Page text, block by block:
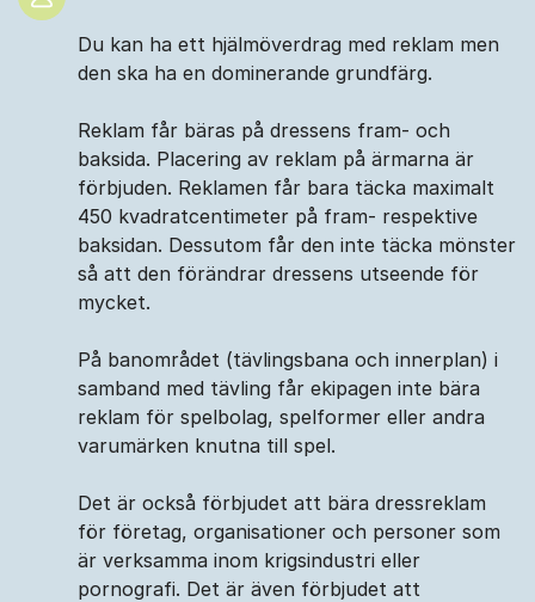
Du kan ha ett hjälmöverdrag med reklam men
den ska ha en dominerande grundfärg.
Reklam får bäras på dressens fram- och
baksida. Placering av reklam på ärmarna är
förbjuden. Reklamen får bara täcka maximalt
450 kvadratcentimeter på fram- respektive
baksidan. Dessutom får den inte täcka mönster
så att den förändrar dressens utseende för
mycket.
På banområdet (tävlingsbana och innerplan) i
samband med tävling får ekipagen inte bära
reklam för spelbolag, spelformer eller andra
varumärken knutna till spel.
Det är också förbjudet att bära dressreklam
för företag, organisationer och personer som
är verksamma inom krigsindustri eller
pornografi. Det är även förbjudet att